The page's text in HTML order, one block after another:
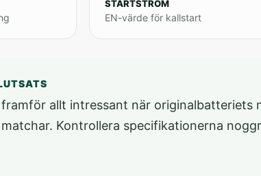
STARTSTRÖM
EN-värde för kallstart
allt intressant när originalbatteriets
Kontrollera specifikationerna